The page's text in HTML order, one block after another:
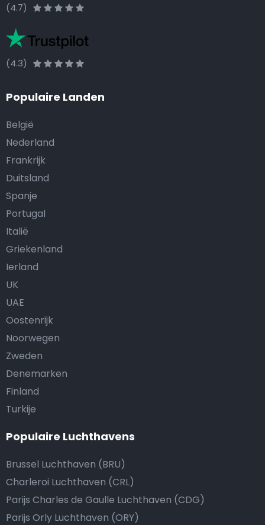
(4.7)
(4.3)
Populaire Landen
België
Nederland
Frankrijk
Duitsland
Spanje
Portugal
Italië
Griekenland
Ierland
UK
UAE
Oostenrijk
Noorwegen
Zweden
Denemarken
Finland
Turkije
Populaire Luchthavens
Brussel Luchthaven (BRU)
Charleroi Luchthaven (CRL)
Parijs Charles de Gaulle Luchthaven (CDG)
Parijs Orly Luchthaven (ORY)